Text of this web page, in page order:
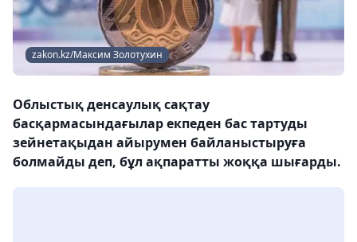
zakon.kz/Максим Золотухин
Облыстық денсаулық сақтау
басқармасындағылар екпеден бас тартуды
зейнетақыдан айырумен байланыстыруға
болмайды деп, бұл ақпаратты жоққа шығарды.